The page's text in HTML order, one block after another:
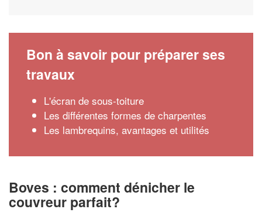
Bon à savoir pour préparer ses
travaux
L'écran de sous-toiture
Les différentes formes de charpentes
Les lambrequins, avantages et utilités
Boves : comment dénicher le
couvreur parfait?